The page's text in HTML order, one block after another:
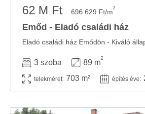
62 M Ft 696 629 Ft/m2
Emőd - Eladó családi ház
3 szoba 89 m
2
telekméret: 703 m² építés éve: